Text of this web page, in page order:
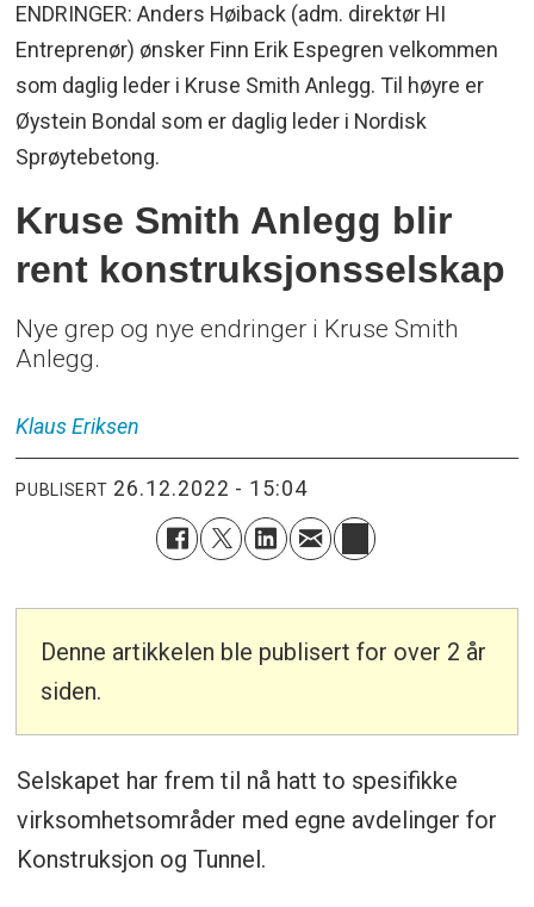
ENDRINGER: Anders Høiback (adm. direktør HI
Entreprenør) ønsker Finn Erik Espegren velkommen
som daglig leder i Kruse Smith Anlegg. Til høyre er
Øystein Bondal som er daglig leder i Nordisk
Sprøytebetong.
Kruse Smith Anlegg blir
rent konstruksjonsselskap
Nye grep og nye endringer i Kruse Smith
Anlegg.
Klaus Eriksen
PUBLISERT 26.12.2022 - 15:04
Denne artikkelen ble publisert for over 2 år
siden.
Selskapet har frem til nå hatt to spesifikke
virksomhetsområder med egne avdelinger for
Konstruksjon og Tunnel.